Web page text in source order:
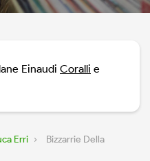
Einaudi Coralli e
Erri ›
Bizzarrie Della